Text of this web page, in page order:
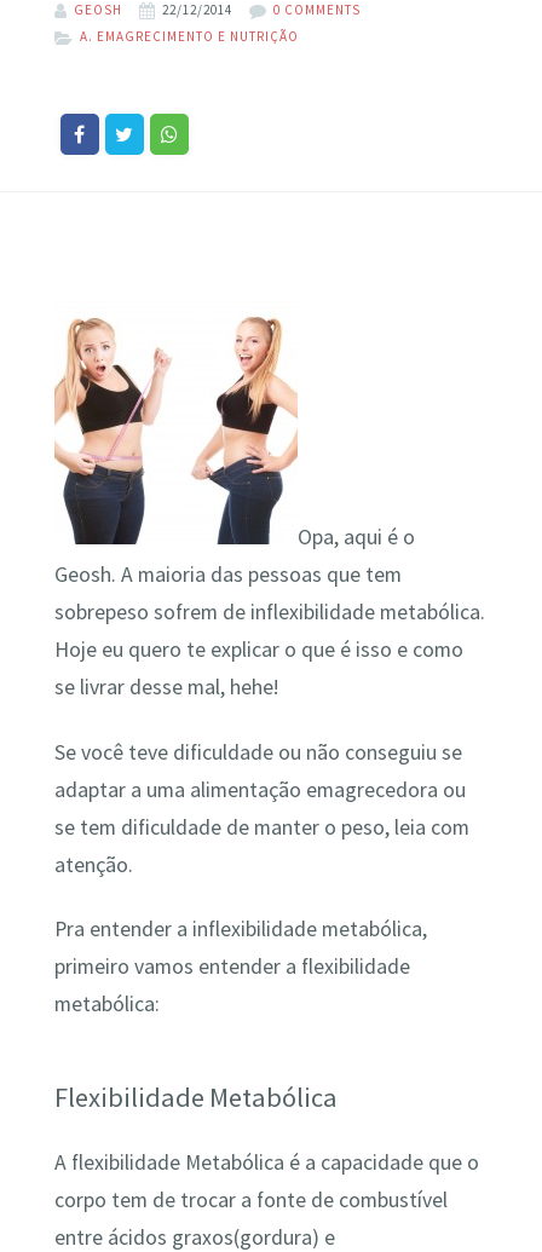
GEOSH 22/12/2014
0 COMMENTS
A. EMAGRECIMENTO E NUTRIÇÃO
Opa, aqui é o
Geosh. A maioria das pessoas que tem
sobrepeso sofrem de inflexibilidade metabólica.
Hoje eu quero te explicar o que é isso e como
se livrar desse mal, hehe!
Se você teve dificuldade ou não conseguiu se
adaptar a uma alimentação emagrecedora ou
se tem dificuldade de manter o peso, leia com
atenção.
Pra entender a inflexibilidade metabólica,
primeiro vamos entender a flexibilidade
metabólica:
Flexibilidade Metabólica
A flexibilidade Metabólica é a capacidade que o
corpo tem de trocar a fonte de combustível
entre ácidos graxos(gordura) e